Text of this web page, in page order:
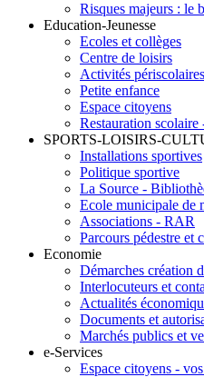
Risques majeurs : le
Education-Jeunesse
Ecoles et collèges
Centre de loisirs
Activités périscolaires
Petite enfance
Espace citoyens
Restauration
SPORTS-LOISIRS-
Installations sportives
Politique sportive
La Source -
Ecole municipale de
Associations - RAR
Parcours pédestre et
Economie
Démarches création
Interlocuteurs et
Actualités
Documents et
Marchés publics et
e-Services
Espace citoyens -